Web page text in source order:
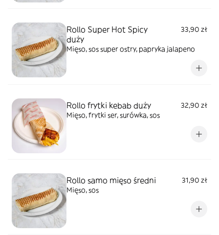
Rollo Super Hot Spicy
duży
33,90 zł
Mięso, sos super ostry, papryka jalapeno
Rollo frytki kebab duży
32,90 zł
Mięso, frytki ser, surówka, sos
Rollo samo mięso średni
31,90 zł
Mięso, sos